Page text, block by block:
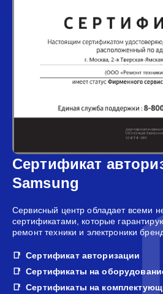
Сертификат
Samsung
Сервисный центр обладает всеми
сертификатами, которые
ремонт техники и электроники
Сертификат авторизации
Сертификаты на
Сертификаты на